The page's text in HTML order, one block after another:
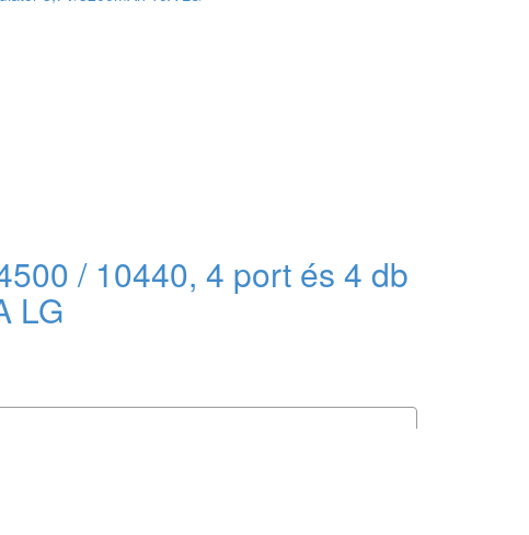
/ 10440, 4 port és 4 db
LG